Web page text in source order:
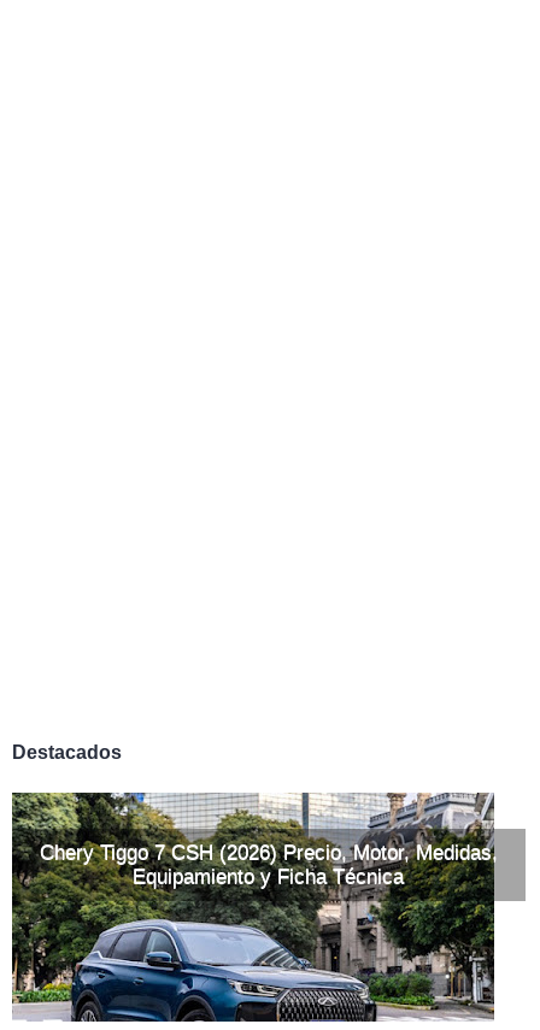
Destacados
Chery Tiggo 7 CSH (2026) Precio, Motor, Medidas,
Equipamiento y Ficha Técnica